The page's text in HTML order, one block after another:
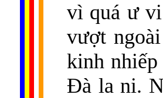
vì quá ư
vượt
kinh nhiếp
Đà la ni.